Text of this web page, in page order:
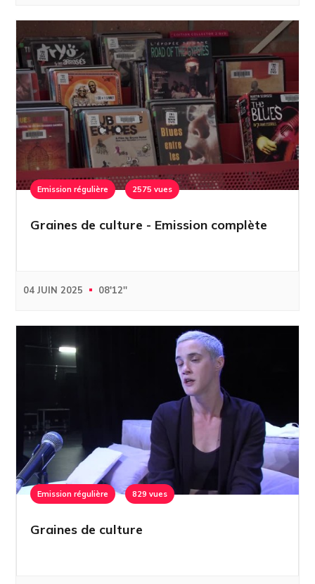
Emission régulière 2575 vues
Graines de culture - Emission complète
04 JUIN 2025 08'12''
Emission régulière 829 vues
Graines de culture